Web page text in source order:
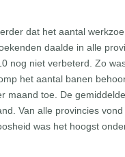
dat het aantal
daalde in alle
nog niet verbeterd. Zo
het aantal banen
maand toe. De
Van alle provincies
was het hoogst